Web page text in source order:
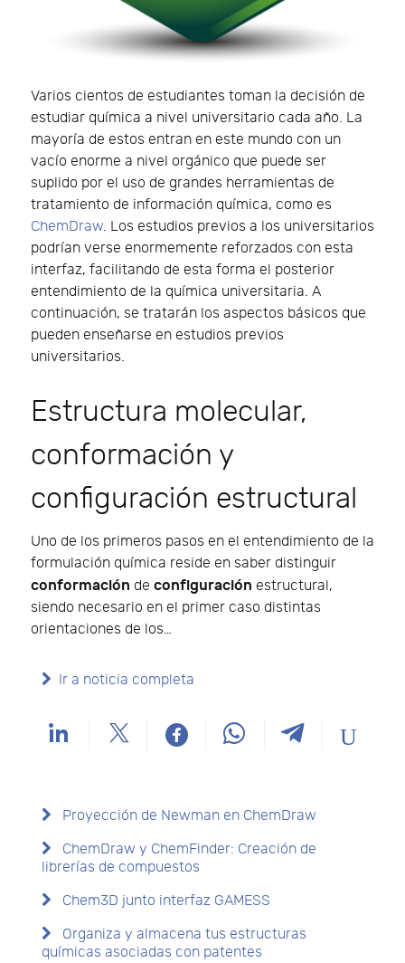
Varios cientos de estudiantes toman la decisión de
estudiar química a nivel universitario cada año. La
mayoría de estos entran en este mundo con un
vacío enorme a nivel orgánico que puede ser
suplido por el uso de grandes herramientas de
tratamiento de información química, como es
ChemDraw. Los estudios previos a los universitarios
podrían verse enormemente reforzados con esta
interfaz, facilitando de esta forma el posterior
entendimiento de la química universitaria. A
continuación, se tratarán los aspectos básicos que
pueden enseñarse en estudios previos
universitarios.
Estructura molecular,
conformación y
configuración estructural
Uno de los primeros pasos en el entendimiento de la
formulación química reside en saber distinguir
conformación de configuración estructural,
siendo necesario en el primer caso distintas
orientaciones de los…
Ir a noticia completa
Proyección de Newman en ChemDraw
ChemDraw y ChemFinder: Creación de
librerías de compuestos
Chem3D junto interfaz GAMESS
Organiza y almacena tus estructuras
químicas asociadas con patentes